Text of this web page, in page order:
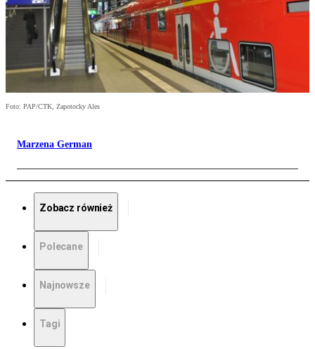
Foto: PAP/CTK, Zapotocky Ales
Marzena German
Zobacz również
Polecane
Najnowsze
Tagi